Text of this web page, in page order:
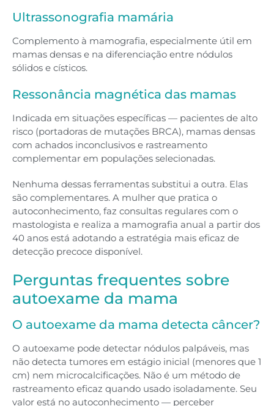
Ultrassonografia mamária
Complemento à mamografia, especialmente útil em
mamas densas e na diferenciação entre nódulos
sólidos e císticos.
Ressonância magnética das mamas
Indicada em situações específicas — pacientes de alto
risco (portadoras de mutações BRCA), mamas densas
com achados inconclusivos e rastreamento
complementar em populações selecionadas.
Nenhuma dessas ferramentas substitui a outra. Elas
são complementares. A mulher que pratica o
autoconhecimento, faz consultas regulares com o
mastologista e realiza a mamografia anual a partir dos
40 anos está adotando a estratégia mais eficaz de
detecção precoce disponível.
Perguntas frequentes sobre
autoexame da mama
O autoexame da mama detecta câncer?
O autoexame pode detectar nódulos palpáveis, mas
não detecta tumores em estágio inicial (menores que 1
cm) nem microcalcificações. Não é um método de
rastreamento eficaz quando usado isoladamente. Seu
valor está no autoconhecimento — perceber